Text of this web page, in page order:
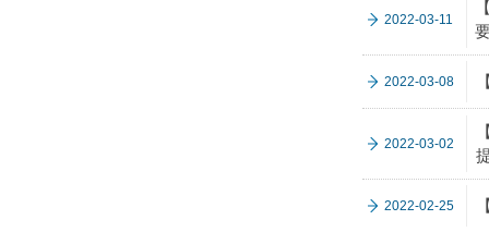
2022-03-11
2022-03-08
2022-03-02
2022-02-25